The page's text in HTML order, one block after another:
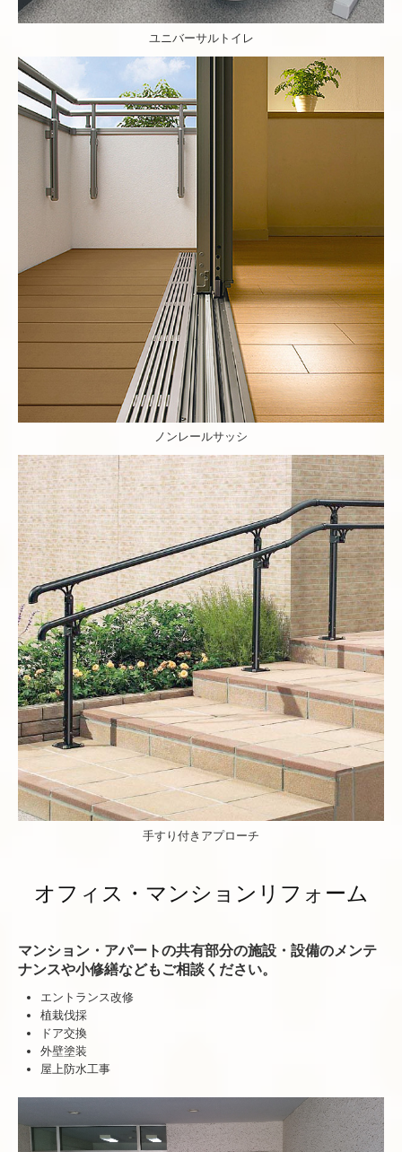
ユニバーサルトイレ
ノンレールサッシ
手すり付きアプローチ
オフィス・マンションリフォーム
マンション・アパートの共有部分の施設・設備のメンテ
ナンスや小修繕などもご相談ください。
エントランス改修
植栽伐採
ドア交換
外壁塗装
屋上防水工事